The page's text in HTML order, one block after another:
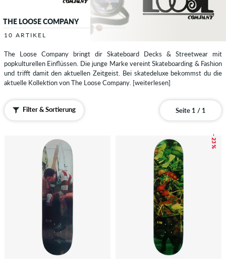
THE LOOSE COMPANY
10 ARTIKEL
The Loose Company bringt dir Skateboard Decks & Streetwear mit
popkulturellen Einflüssen. Die junge Marke vereint Skateboarding & Fashion
und trifft damit den aktuellen Zeitgeist. Bei skatedeluxe bekommst du die
aktuelle Kollektion von The Loose Company. [weiterlesen]
Filter & Sortierung Seite 1 / 1
– 23 %